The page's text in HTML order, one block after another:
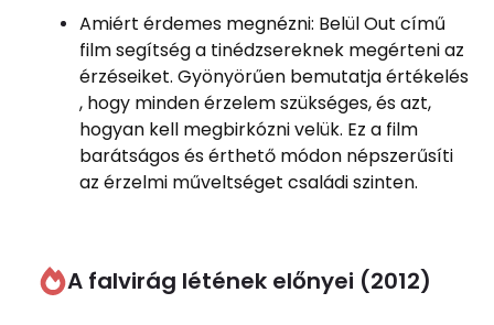
Amiért érdemes megnézni: Belül Out című
film segítség a tinédzsereknek megérteni az
érzéseiket. Gyönyörűen bemutatja értékelés
, hogy minden érzelem szükséges, és azt,
hogyan kell megbirkózni velük. Ez a film
barátságos és érthető módon népszerűsíti
az érzelmi műveltséget családi szinten.
A falvirág létének előnyei (2012)